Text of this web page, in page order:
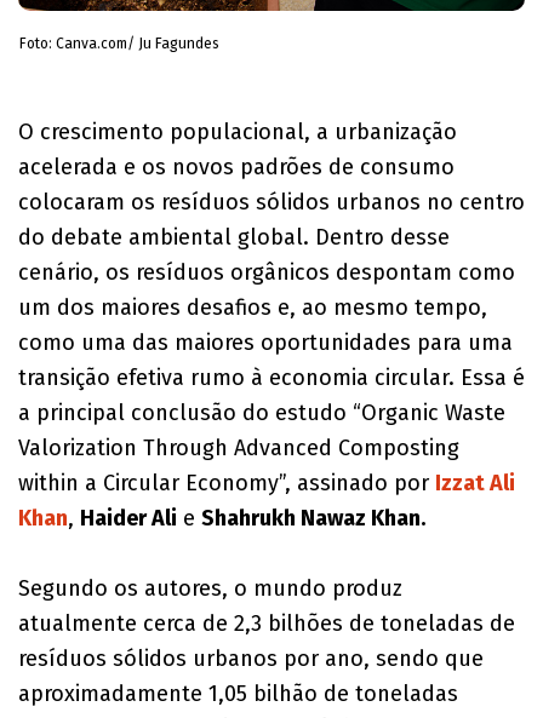
Foto: Canva.com/ Ju Fagundes
​O crescimento populacional, a urbanização
acelerada e os novos padrões de consumo
colocaram os resíduos sólidos urbanos no centro
do debate ambiental global. Dentro desse
cenário, os resíduos orgânicos despontam como
um dos maiores desafios e, ao mesmo tempo,
como uma das maiores oportunidades para uma
transição efetiva rumo à economia circular. Essa é
a principal conclusão do estudo “Organic Waste
Valorization Through Advanced Composting
within a Circular Economy”, assinado por Izzat Ali
Khan, Haider Ali e Shahrukh Nawaz Khan.
Segundo os autores, o mundo produz
atualmente cerca de 2,3 bilhões de toneladas de
resíduos sólidos urbanos por ano, sendo que
aproximadamente 1,05 bilhão de toneladas